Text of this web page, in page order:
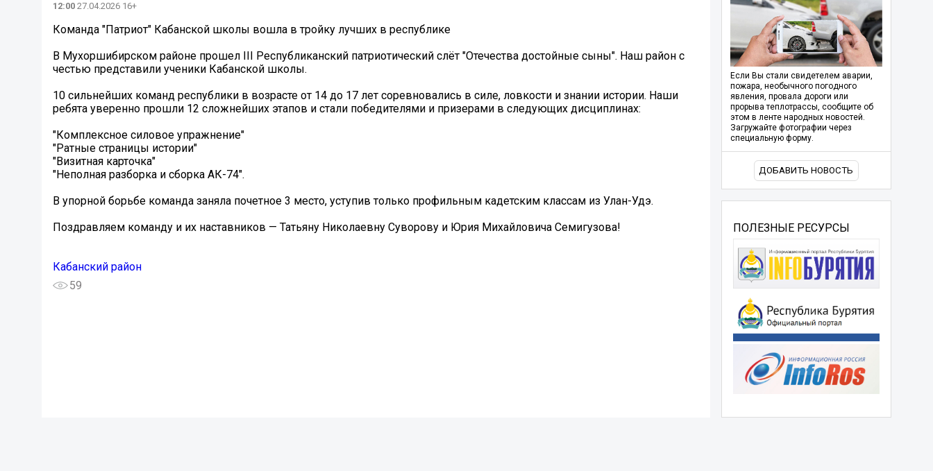
12:00 27.04.2026 16+
Команда "Патриот" Кабанской школы вошла в тройку лучших в республике
В Мухоршибирском районе прошел III Республиканский патриотический слёт "Отечества достойные сыны". Наш район с
честью представили ученики Кабанской школы.
10 сильнейших команд республики в возрасте от 14 до 17 лет соревновались в силе, ловкости и знании истории. Наши
ребята уверенно прошли 12 сложнейших этапов и стали победителями и призерами в следующих дисциплинах:
"Комплексное силовое упражнение"
"Ратные страницы истории"
"Визитная карточка"
"Неполная разборка и сборка АК-74".
В упорной борьбе команда заняла почетное 3 место, уступив только профильным кадетским классам из Улан-Удэ.
Поздравляем команду и их наставников — Татьяну Николаевну Суворову и Юрия Михайловича Семигузова!
Кабанский район
59
Если Вы стали свидетелем аварии,
пожара, необычного погодного
явления, провала дороги или
прорыва теплотрассы, сообщите об
этом в ленте народных новостей.
Загружайте фотографии через
специальную форму.
ДОБАВИТЬ НОВОСТЬ
ПОЛЕЗНЫЕ РЕСУРСЫ